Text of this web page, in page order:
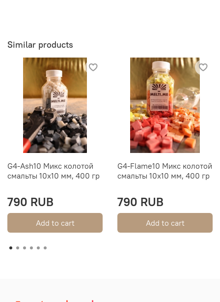
Similar products
G4-Ash10 Микс колотой
смальты 10х10 мм, 400 гр
790 RUB
Add to cart
G4-Flame10 Микс колотой
смальты 10х10 мм, 400 гр
790 RUB
Add to cart